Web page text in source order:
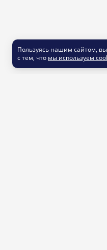
Пользуясь нашим сайтом,
с тем, что мы используем